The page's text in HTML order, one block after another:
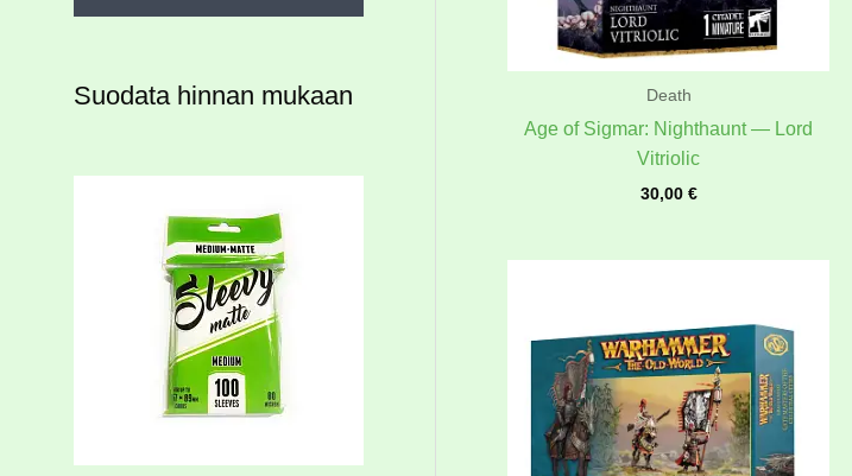
Suodata hinnan mukaan Death
Age of Sigmar: Nighthaunt — Lord
Vitriolic
30,00 €